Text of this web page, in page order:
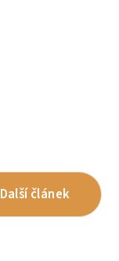
Další článek